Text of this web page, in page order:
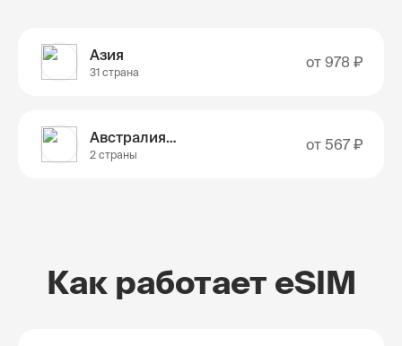
Азия
31 страна
от 978 ₽
Австралия и Новая Зеландия
2 страны
от 567 ₽
Как работает eSIM